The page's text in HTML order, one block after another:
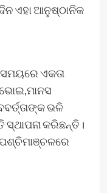
ଏହା ଆନୁଷ୍ଠାନିକ
ଏକତା
ଭଳି
କରିଛନ୍ତି।